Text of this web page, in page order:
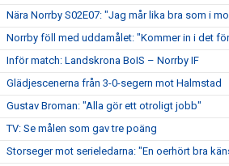
Nära Norrby S02E07: "Jag mår lika bra som i
Norrby föll med uddamålet: "Kommer in i det
Inför match: Landskrona BoIS – Norrby IF
Glädjescenerna från 3-0-segern mot Halmstad
Gustav Broman: "Alla gör ett otroligt jobb"
TV: Se målen som gav tre poäng
Storseger mot serieledarna: "En oerhört bra